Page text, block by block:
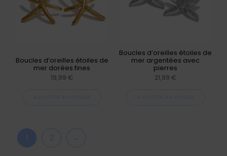
Boucles d’oreilles étoiles de
mer dorées fines
19,99 €
Boucles d’oreilles étoiles de
mer argentées avec
pierres
21,99 €
1 2 →